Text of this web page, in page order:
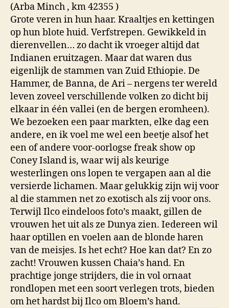
(Arba Minch , km 42355 )
Grote veren in hun haar. Kraaltjes en kettingen
op hun blote huid. Verfstrepen. Gewikkeld in
dierenvellen… zo dacht ik vroeger altijd dat
Indianen eruitzagen. Maar dat waren dus
eigenlijk de stammen van Zuid Ethiopie. De
Hammer, de Banna, de Ari – nergens ter wereld
leven zoveel verschillende volken zo dicht bij
elkaar in één vallei (en de bergen eromheen).
We bezoeken een paar markten, elke dag een
andere, en ik voel me wel een beetje alsof het
een of andere voor-oorlogse freak show op
Coney Island is, waar wij als keurige
westerlingen ons lopen te vergapen aan al die
versierde lichamen. Maar gelukkig zijn wij voor
al die stammen net zo exotisch als zij voor ons.
Terwijl Ilco eindeloos foto’s maakt, gillen de
vrouwen het uit als ze Dunya zien. Iedereen wil
haar optillen en voelen aan de blonde haren
van de meisjes. Is het echt? Hoe kan dat? En zo
zacht! Vrouwen kussen Chaia’s hand. En
prachtige jonge strijders, die in vol ornaat
rondlopen met een soort verlegen trots, bieden
om het hardst bij Ilco om Bloem’s hand.